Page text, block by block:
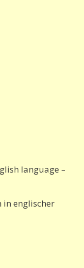
language –
in englischer